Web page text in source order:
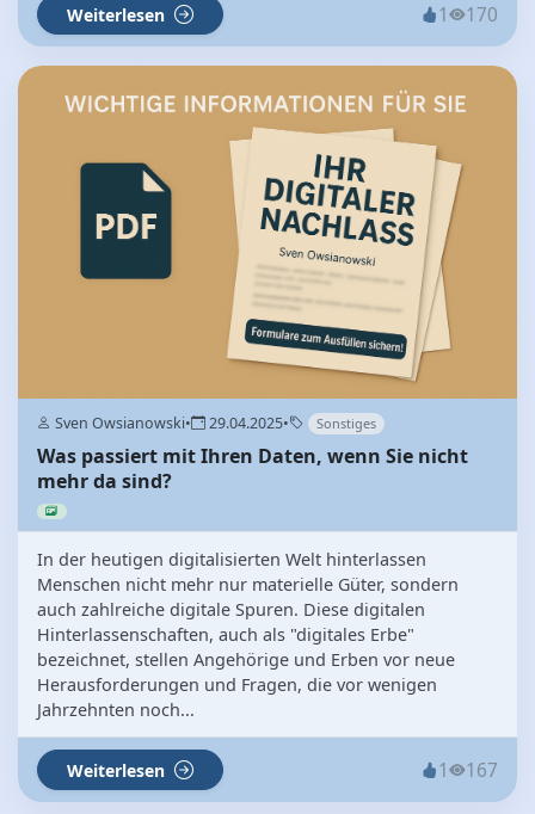
Weiterlesen 1 170
Sven Owsianowski• 29.04.2025• Sonstiges
Was passiert mit Ihren Daten, wenn Sie nicht
mehr da sind?
In der heutigen digitalisierten Welt hinterlassen
Menschen nicht mehr nur materielle Güter, sondern
auch zahlreiche digitale Spuren. Diese digitalen
Hinterlassenschaften, auch als "digitales Erbe"
bezeichnet, stellen Angehörige und Erben vor neue
Herausforderungen und Fragen, die vor wenigen
Jahrzehnten noch...
Weiterlesen 1 167